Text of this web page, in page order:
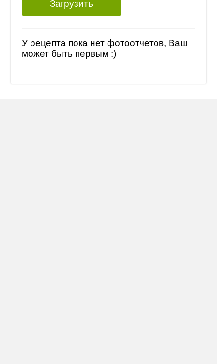
Загрузить
У рецепта пока нет фотоотчетов, Ваш
может быть первым :)